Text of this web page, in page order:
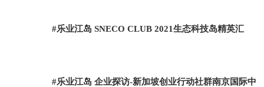
#乐业江岛 SNECO CLUB 2021生态科技岛精英汇
#乐业江岛 企业探访-新加坡创业行动社群南京国际中